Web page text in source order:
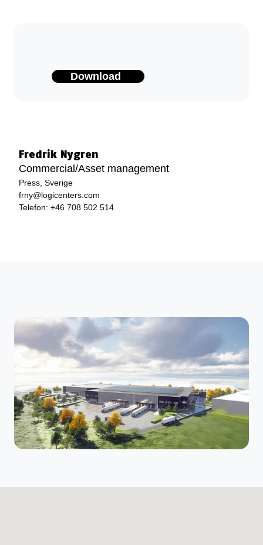
Download
Fredrik Nygren
Commercial/Asset management
Press, Sverige
frny@logicenters.com
Telefon: +46 708 502 514